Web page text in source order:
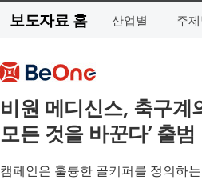
보도자료 홈 산업별 주
비원 메디신스, 축구계
모든 것을 바꾼다’ 출범
캠페인은 훌륭한 골키퍼를 정의하